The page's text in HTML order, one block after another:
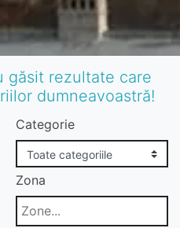
găsit rezultate care
dumneavoastră!
Categorie
Zona